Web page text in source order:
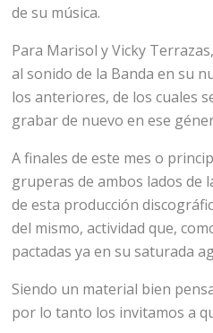
de su música.
Para Marisol y Vicky
al sonido de la Banda en su
los anteriores, de los cuales
grabar de nuevo en ese
A finales de este mes o
gruperas de ambos lados de
de esta producción
del mismo, actividad que,
pactadas ya en su saturada
Siendo un material bien
por lo tanto los invitamos a